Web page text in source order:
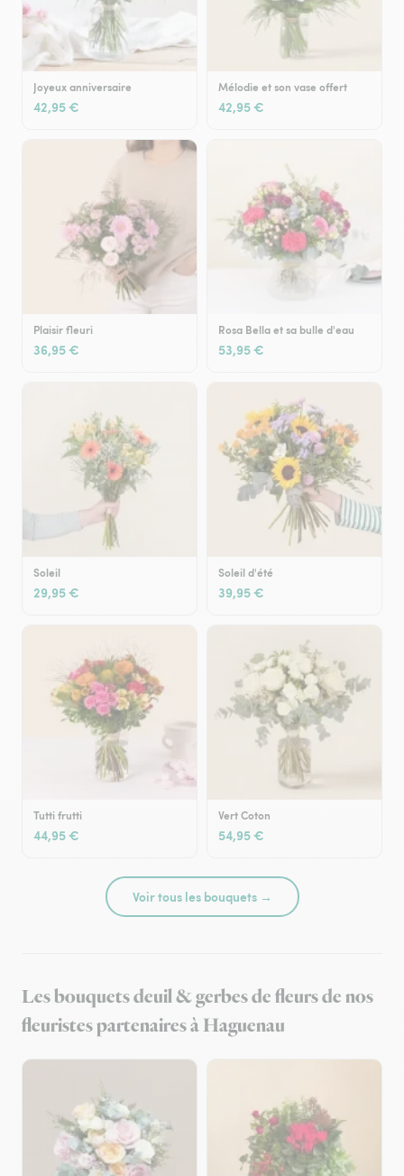
Joyeux anniversaire
42,95 €
Mélodie et son vase offert
42,95 €
Plaisir fleuri
36,95 €
Rosa Bella et sa bulle d'eau
53,95 €
Soleil
29,95 €
Soleil d'été
39,95 €
Tutti frutti
44,95 €
Vert Coton
54,95 €
Voir tous les bouquets →
Les bouquets deuil & gerbes de fleurs de nos
fleuristes partenaires à Haguenau